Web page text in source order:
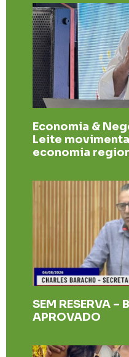
Economia &
Leite
economia
SEM RESERVA –
APROVADO